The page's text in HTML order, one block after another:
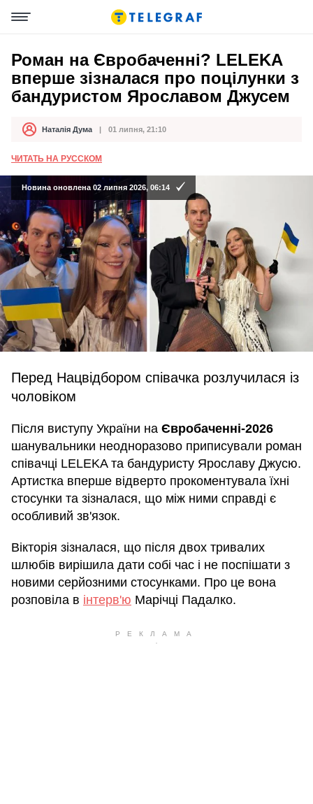
Роман на Євробаченні? LELEKA
вперше зізналася про поцілунки з
бандуристом Ярославом Джусем
АвторНаталія Дума
Дата публікації 01 липня, 21:10
ЧИТАТЬ НА РУССКОМ
Новина оновлена 02 липня 2026, 06:14
Перед Нацвідбором співачка розлучилася із
чоловіком
Після виступу України на Євробаченні-2026
шанувальники неодноразово приписували роман
співачці LELEKA та бандуристу Ярославу Джусю.
Артистка вперше відверто прокоментувала їхні
стосунки та зізналася, що між ними справді є
особливий зв'язок.
Вікторія зізналася, що після двох тривалих
шлюбів вирішила дати собі час і не поспішати з
новими серйозними стосунками. Про це вона
розповіла в інтерв'ю Марічці Падалко.